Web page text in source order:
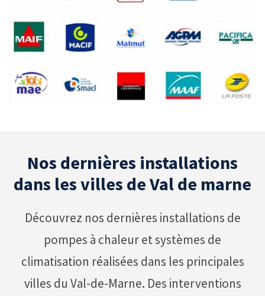
Nos dernières installations
dans les villes de Val de marne
Découvrez nos dernières installations de
pompes à chaleur et systèmes de
climatisation réalisées dans les principales
villes du Val-de-Marne. Des interventions